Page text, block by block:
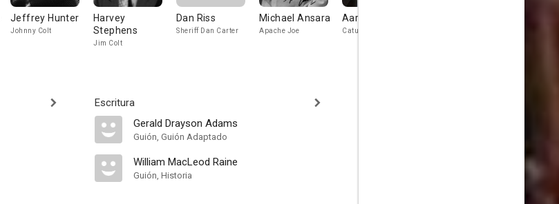
Jeffrey Hunter
Johnny Colt
Harvey
Stephens
Jim Colt
Dan Riss
Sheriff Dan Carter
Michael Ansara
Apache Joe
Aaron Spelling
Catur
Escritura
Gerald Drayson Adams
Guión, Guión Adaptado
William MacLeod Raine
Guión, Historia